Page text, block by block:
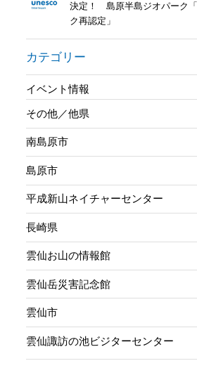
決定！ 島原半島ジオパーク
ク再認定」
カテゴリー
イベント情報
その他／他県
南島原市
島原市
平成新山ネイチャーセンター
長崎県
雲仙お山の情報館
雲仙岳災害記念館
雲仙市
雲仙諏訪の池ビジターセンター